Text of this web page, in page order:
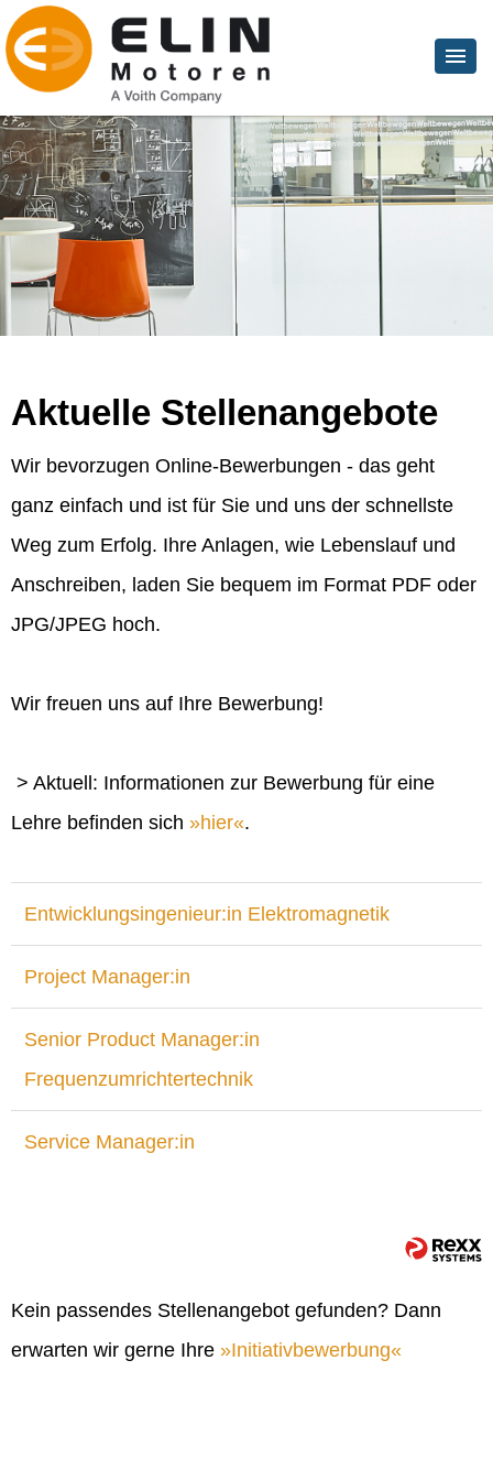
Aktuelle Stellenangebote
Wir bevorzugen Online-Bewerbungen - das geht
ganz einfach und ist für Sie und uns der schnellste
Weg zum Erfolg. Ihre Anlagen, wie Lebenslauf und
Anschreiben, laden Sie bequem im Format PDF oder
JPG/JPEG hoch.
Wir freuen uns auf Ihre Bewerbung!
> Aktuell: Informationen zur Bewerbung für eine
Lehre befinden sich
hier .
Entwicklungsingenieur:in Elektromagnetik
Project Manager:in
Senior Product Manager:in
Frequenzumrichtertechnik
Service Manager:in
Kein passendes Stellenangebot gefunden? Dann
erwarten wir gerne Ihre
Initiativbewerbung